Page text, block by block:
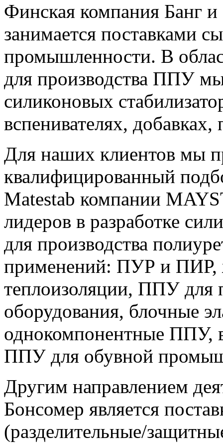
Финская компания Банг
занимается поставками
промышленности. В
для производства ППУ
силиконовых
вспенивателях,
Для наших клиентов мы
квалифицированный
Matestab компании
лидеров в разработке
для производства
применений: ПУР и ПИР,
теплоизоляции, ППУ для
оборудования, блочные
однокомпонентные ППУ,
ППУ для обувной
Другим направлением
Бонсомер является
(разделительные/